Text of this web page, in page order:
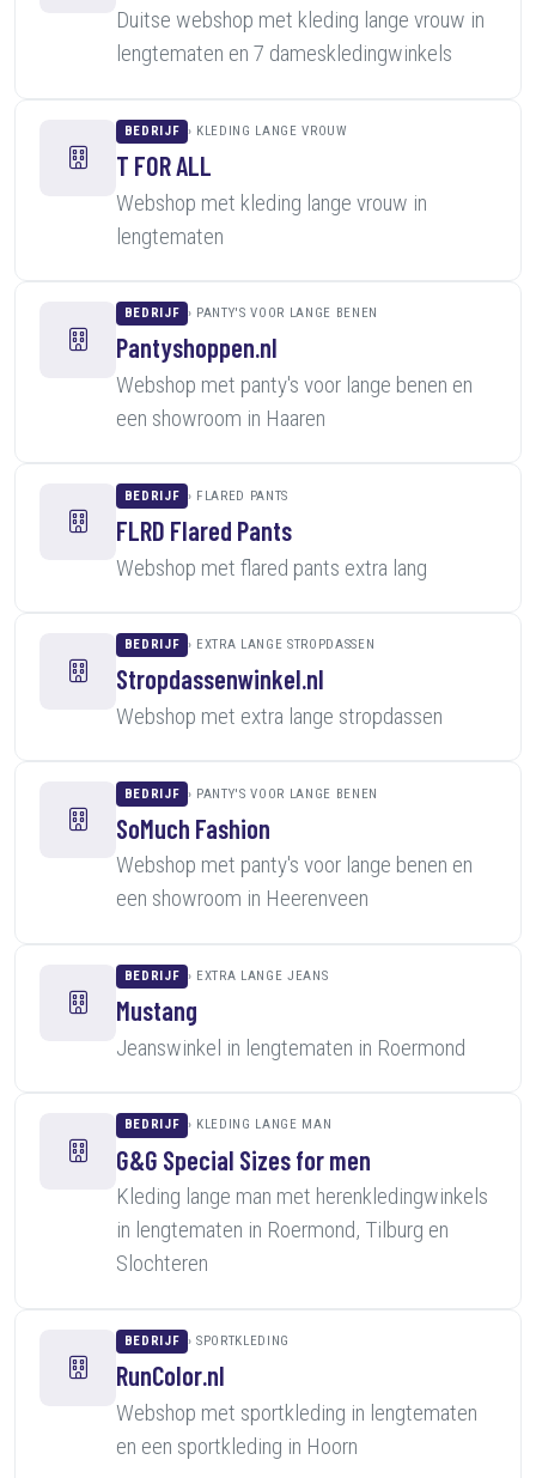
Duitse webshop met kleding lange vrouw in
lengtematen en 7 dameskledingwinkels
BEDRIJF KLEDING LANGE VROUW
T FOR ALL
Webshop met kleding lange vrouw in
lengtematen
BEDRIJF PANTY'S VOOR LANGE BENEN
Pantyshoppen.nl
Webshop met panty's voor lange benen en
een showroom in Haaren
BEDRIJF FLARED PANTS
FLRD Flared Pants
Webshop met flared pants extra lang
BEDRIJF EXTRA LANGE STROPDASSEN
Stropdassenwinkel.nl
Webshop met extra lange stropdassen
BEDRIJF PANTY'S VOOR LANGE BENEN
SoMuch Fashion
Webshop met panty's voor lange benen en
een showroom in Heerenveen
BEDRIJF EXTRA LANGE JEANS
Mustang
Jeanswinkel in lengtematen in Roermond
BEDRIJF KLEDING LANGE MAN
G&G Special Sizes for men
Kleding lange man met herenkledingwinkels
in lengtematen in Roermond, Tilburg en
Slochteren
BEDRIJF SPORTKLEDING
RunColor.nl
Webshop met sportkleding in lengtematen
en een sportkleding in Hoorn